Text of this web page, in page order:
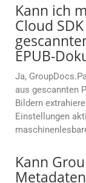
Kann ich
Cloud
EPUB-
Ja,
aus gescannten
Bildern
Einstellungen
Kann